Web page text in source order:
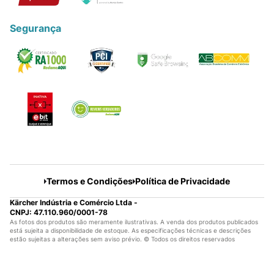
Segurança
Termos e Condições Política de Privacidade
Kärcher Indústria e Comércio Ltda -
CNPJ: 47.110.960/0001-78
As fotos dos produtos são meramente ilustrativas. A venda dos produtos publicados
está sujeita a disponibilidade de estoque. As especificações técnicas e descrições
estão sujeitas a alterações sem aviso prévio. © Todos os direitos reservados